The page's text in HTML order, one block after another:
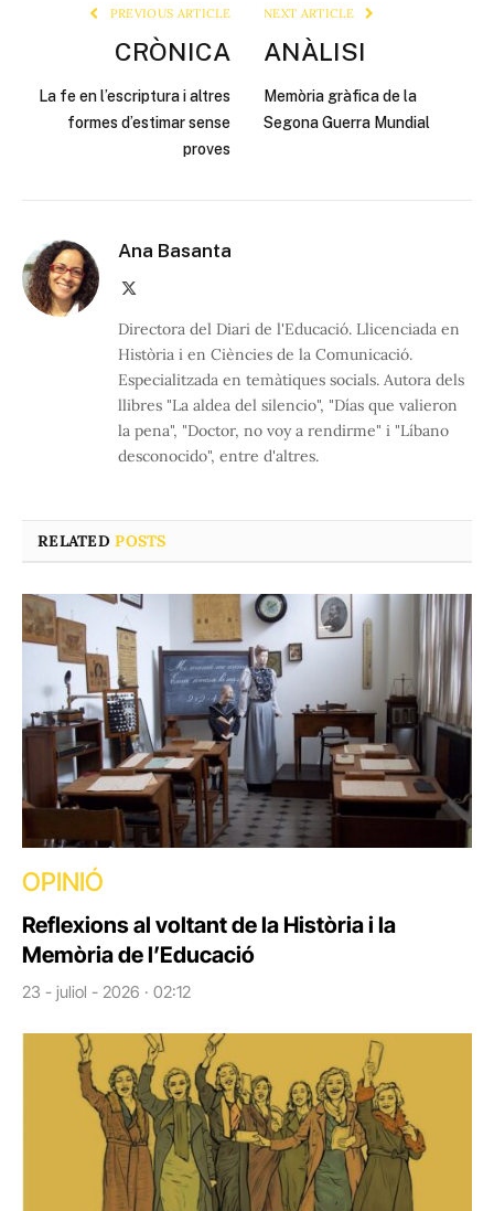
PREVIOUS ARTICLE
CRÒNICA
La fe en l’escriptura i altres
formes d’estimar sense
proves
NEXT ARTICLE
ANÀLISI
Memòria gràfica de la
Segona Guerra Mundial
Ana Basanta
Directora del Diari de l'Educació. Llicenciada en
Història i en Ciències de la Comunicació.
Especialitzada en temàtiques socials. Autora dels
llibres "La aldea del silencio", "Días que valieron
la pena", "Doctor, no voy a rendirme" i "Líbano
desconocido", entre d'altres.
RELATEDPOSTS
OPINIÓ
Reflexions al voltant de la Història i la
Memòria de l’Educació
23 - juliol - 2026 · 02:12